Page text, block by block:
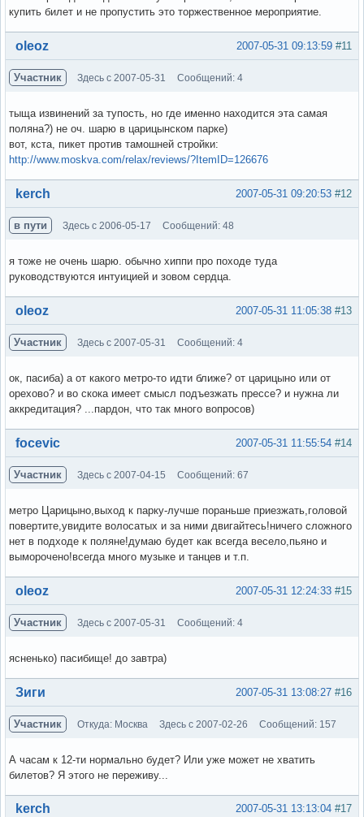
купить билет и не пропустить это торжественное мероприятие.
Вне форума #11
2007-05-31 09:13:59
oleoz
Участник Здесь с 2007-05-31 Сообщений: 4
тыща извинений за тупость, но где именно находится эта самая
поляна?) не оч. шарю в царицынском парке)
вот, кста, пикет против тамошней стройки:
http://www.moskva.com/relax/reviews/?ItemID=126676
Вне форума #12
2007-05-31 09:20:53
kerch
в пути Здесь с 2006-05-17 Сообщений: 48
я тоже не очень шарю. обычно хиппи про походе туда
руководствуются интуицией и зовом сердца.
Вне форума #13
2007-05-31 11:05:38
oleoz
Участник Здесь с 2007-05-31 Сообщений: 4
ок, пасиба) а от какого метро-то идти ближе? от царицыно или от
орехово? и во скока имеет смысл подъезжать прессе? и нужна ли
аккредитация? ...пардон, что так много вопросов)
Вне форума #14
2007-05-31 11:55:54
focevic
Участник Здесь с 2007-04-15 Сообщений: 67
метро Царицыно,выход к парку-лучше пораньше приезжать,головой
повертите,увидите волосатых и за ними двигайтесь!ничего сложного
нет в подходе к поляне!думаю будет как всегда весело,пьяно и
выморочено!всегда много музыке и танцев и т.п.
Вне форума #15
2007-05-31 12:24:33
oleoz
Участник Здесь с 2007-05-31 Сообщений: 4
ясненько) пасибище! до завтра)
Вне форума #16
2007-05-31 13:08:27
Зиги
Участник Откуда: Москва Здесь с 2007-02-26 Сообщений: 157
А часам к 12-ти нормально будет? Или уже может не хватить
билетов? Я этого не переживу...
Вне форума #17
2007-05-31 13:13:04
kerch